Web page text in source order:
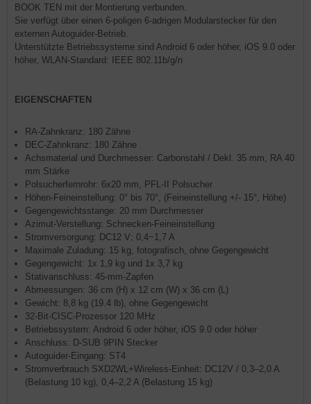
BOOK TEN mit der Montierung verbunden.
Sie verfügt über einen 6-poligen 6-adrigen Modularstecker für den
externen Autoguider-Betrieb.
Unterstützte Betriebssysteme sind Android 6 oder höher, iOS 9.0 oder
höher, WLAN-Standard: IEEE 802.11b/g/n
EIGENSCHAFTEN
RA-Zahnkranz: 180 Zähne
DEC-Zahnkranz: 180 Zähne
Achsmaterial und Durchmesser: Carbonstahl / Dekl. 35 mm, RA 40
mm Stärke
Polsucherfernrohr: 6x20 mm, PFL-II Polsucher
Höhen-Feineinstellung: 0° bis 70°, (Feineinstellung +/- 15°, Höhe)
Gegengewichtsstange: 20 mm Durchmesser
Azimut-Verstellung: Schnecken-Feineinstellung
Stromversorgung: DC12 V; 0,4~1,7 A
Maximale Zuladung: 15 kg, fotografisch, ohne Gegengewicht
Gegengewicht: 1x 1,9 kg und 1x 3,7 kg
Stativanschluss: 45-mm-Zapfen
Abmessungen: 36 cm (H) x 12 cm (W) x 36 cm (L)
Gewicht: 8,8 kg (19.4 lb), ohne Gegengewicht
32-Bit-CISC-Prozessor 120 MHz
Betriebssystem: Android 6 oder höher, iOS 9.0 oder höher
Anschluss: D-SUB 9PIN Stecker
Autoguider-Eingang: ST4
Stromverbrauch SXD2WL+Wireless-Einheit: DC12V / 0,3–2,0 A
(Belastung 10 kg), 0,4–2,2 A (Belastung 15 kg)